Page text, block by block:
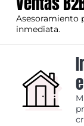
Asesoramiento
inmediata.